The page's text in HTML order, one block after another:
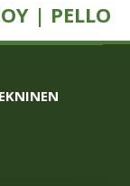
| PELLO